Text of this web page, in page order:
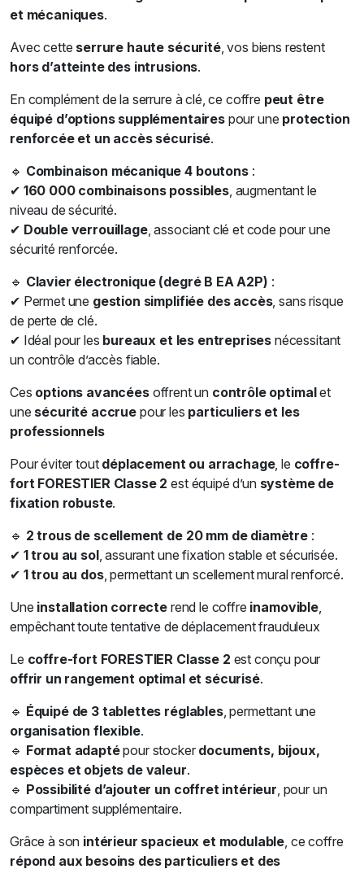
et mécaniques.
Avec cette serrure haute sécurité, vos biens restent
hors d’atteinte des intrusions.
En complément de la serrure à clé, ce coffre peut être
équipé d’options supplémentairespour une protection
renforcée et un accès sécurisé.
🔹 Combinaison mécanique 4 boutons:
✔ 160 000 combinaisons possibles, augmentant le
niveau de sécurité.
✔ Double verrouillage, associant clé et code pour une
sécurité renforcée.
🔹 Clavier électronique (degré B EA A2P) :
✔ Permet une gestion simplifiée des accès, sans risque
de perte de clé.
✔ Idéal pour les bureaux et les entreprises nécessitant
un contrôle d’accès fiable.
Ces options avancéesoffrent un contrôle optimalet
une sécurité accruepour les particuliers et les
professionnels
Pour éviter tout déplacement ou arrachage, le coffre-
fort FORESTIER Classe 2est équipé d’un système de
fixation robuste.
🔹 2 trous de scellement de 20 mm de diamètre:
✔ 1 trou au sol, assurant une fixation stable et sécurisée.
✔ 1 trou au dos, permettant un scellement mural renforcé.
Une installation correcte rend le coffre inamovible,
empêchant toute tentative de déplacement frauduleux
Le coffre-fort FORESTIER Classe 2 est conçu pour
offrir un rangement optimal et sécurisé.
🔹 Équipé de 3 tablettes réglables, permettant une
organisation flexible.
🔹 Format adaptépour stocker documents, bijoux,
espèces et objets de valeur.
🔹 Possibilité d’ajouter un coffret intérieur , pour un
compartiment supplémentaire.
Grâce à son intérieur spacieux et modulable , ce coffre
répond aux besoins des particuliers et des